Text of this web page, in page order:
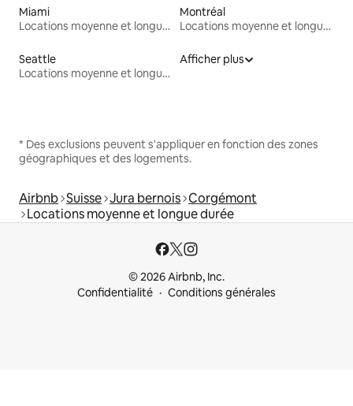
Miami
Locations moyenne et longue durée
Montréal
Locations moyenne et longue durée
Seattle
Locations moyenne et longue durée
Afficher plus
* Des exclusions peuvent s'appliquer en fonction des zones
géographiques et des logements.
Airbnb Suisse Jura bernois Corgémont
Locations moyenne et longue durée
© 2026 Airbnb, Inc.
Confidentialité
Conditions générales